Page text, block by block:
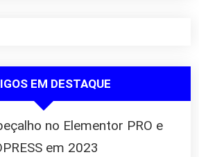
EM DESTAQUE
no Elementor PRO e
em 2023